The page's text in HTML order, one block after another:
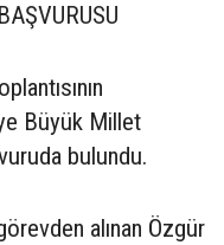
Büyük Millet
bulundu.
alınan Özgür